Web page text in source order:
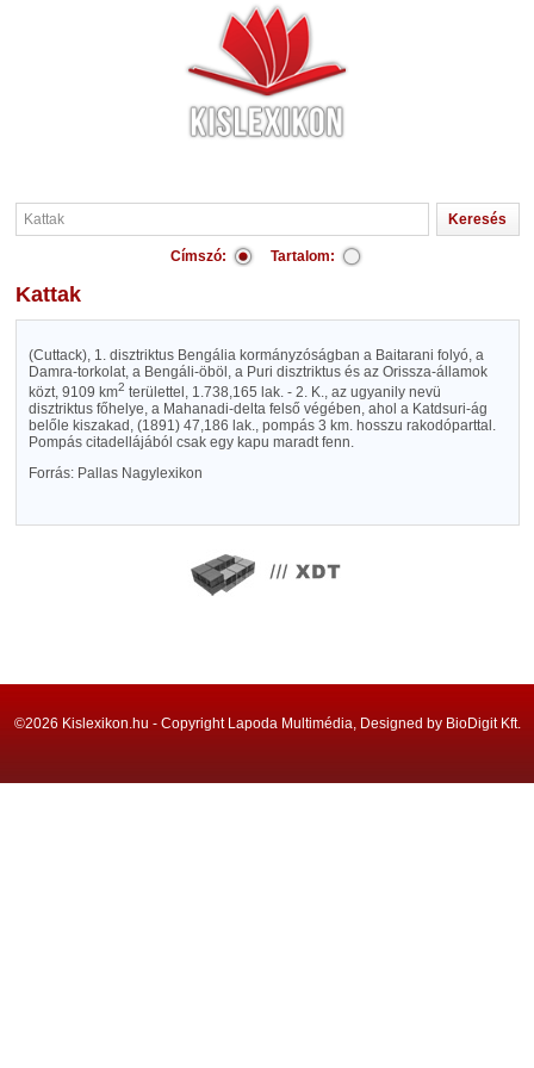
Címszó: Tartalom:
Kattak
(Cuttack), 1. disztriktus Bengália kormányzóságban a Baitarani folyó, a
Damra-torkolat, a Bengáli-öböl, a Puri disztriktus és az Orissza-államok
közt, 9109 km2 területtel, 1.738,165 lak. - 2. K., az ugyanily nevü
disztriktus főhelye, a Mahanadi-delta felső végében, ahol a Katdsuri-ág
belőle kiszakad, (1891) 47,186 lak., pompás 3 km. hosszu rakodóparttal.
Pompás citadellájából csak egy kapu maradt fenn.
Forrás: Pallas Nagylexikon
©2026 Kislexikon.hu - Copyright Lapoda Multimédia, Designed by BioDigit Kft.